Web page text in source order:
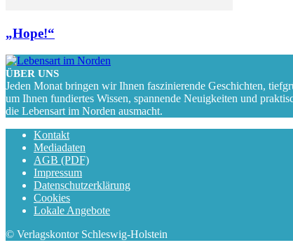
„Hope!“
ÜBER UNS
Jeden Monat bringen wir Ihnen faszinierende Geschichten,
um Ihnen fundiertes Wissen, spannende Neuigkeiten und
die Lebensart im Norden ausmacht.
Kontakt
Mediadaten
AGB (PDF)
Impressum
Datenschutzerklärung
Cookies
Lokale Angebote
© Verlagskontor Schleswig-Holstein